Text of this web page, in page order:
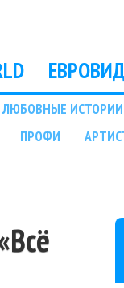
ЛЮБОВНЫЕ ИСТОРИИ
ПРОФИ